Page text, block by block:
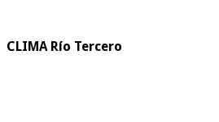
CLIMA Río Tercero